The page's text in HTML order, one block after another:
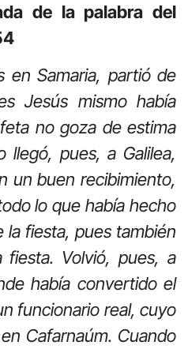
de la palabra del
en Samaria, partió de
Jesús mismo había
no goza de estima
llegó, pues, a Galilea,
un buen recibimiento,
lo que había hecho
la fiesta, pues también
fiesta. Volvió, pues, a
había convertido el
funcionario real, cuyo
Cafarnaúm. Cuando